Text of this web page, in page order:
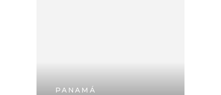
PANAMÁ